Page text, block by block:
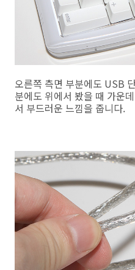
오른쪽 측면 부분에도 USB
분에도 위에서 봤을 때 가운
서 부드러운 느낌을 줍니다.